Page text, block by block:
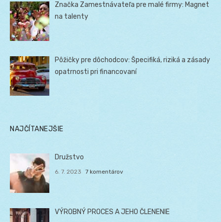
Značka Zamestnávateľa pre malé firmy: Magnet
na talenty
Pôžičky pre dôchodcov: Špecifiká, riziká a zásady
opatrnosti pri financovaní
NAJČÍTANEJŠIE
Družstvo
6. 7. 2023 7 komentárov
VÝROBNÝ PROCES A JEHO ČLENENIE